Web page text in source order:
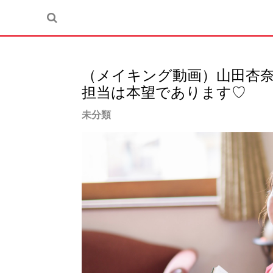
（メイキング動画）山田
担当は本望であります♡
未分類